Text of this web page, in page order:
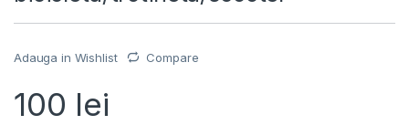
Adauga in Wishlist Compare
100 lei